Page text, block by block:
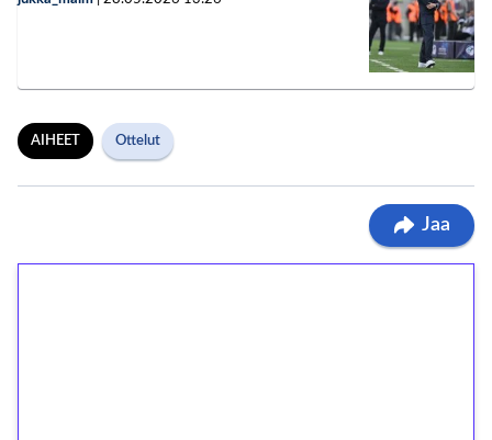
AIHEET Ottelut
Jaa